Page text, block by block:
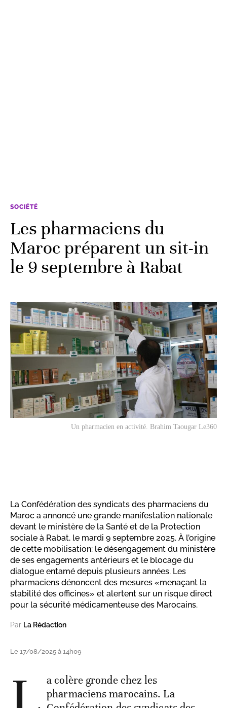
SOCIÉTÉ
Les pharmaciens du
Maroc préparent un sit-in
le 9 septembre à Rabat
Un pharmacien en activité. Brahim Taougar Le360
La Confédération des syndicats des pharmaciens du
Maroc a annoncé une grande manifestation nationale
devant le ministère de la Santé et de la Protection
sociale à Rabat, le mardi 9 septembre 2025. À l’origine
de cette mobilisation: le désengagement du ministère
de ses engagements antérieurs et le blocage du
dialogue entamé depuis plusieurs années. Les
pharmaciens dénoncent des mesures «menaçant la
stabilité des officines» et alertent sur un risque direct
pour la sécurité médicamenteuse des Marocains.
Par La Rédaction
Le 17/08/2025 à 14h09
a colère gronde chez les
pharmaciens marocains. La